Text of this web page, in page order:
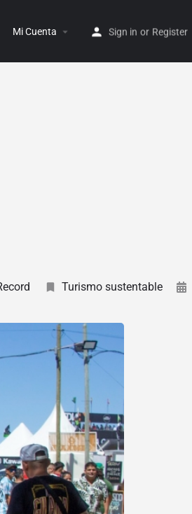
Mi Cuenta Sign in or Register
Turismo sustentable